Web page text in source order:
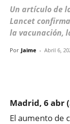
Un artículo de
Lancet
la vacunación,
Por Jaime - Abril 6,
Madrid, 6 abr
El aumento de